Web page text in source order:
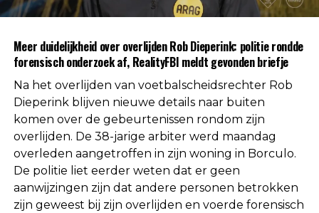
autoriteiten uitgesloten.
worden geen verdere mededelingen gedaan over
de doodsoorzaak.
Een vaste waarde in de Nederlandse
arbitrage
Met het overlijden van Rob Dieperink verliest het
Nederlandse voetbal een scheidsrechter die
jarenlang actief was op het hoogste niveau.
Meer duidelijkheid over overlijden Rob Dieperink: politie rondde
forensisch onderzoek af, RealityFBI meldt gevonden briefje
Na het overlijden van voetbalscheidsrechter Rob
Dieperink blijven nieuwe details naar buiten
komen over de gebeurtenissen rondom zijn
overlijden. De 38-jarige arbiter werd maandag
overleden aangetroffen in zijn woning in Borculo.
De politie liet eerder weten dat er geen
aanwijzingen zijn dat andere personen betrokken
zijn geweest bij zijn overlijden en voerde forensisch